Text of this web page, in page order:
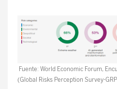
Fuente: World Economic Forum,
(Global Risks Perception Survey-